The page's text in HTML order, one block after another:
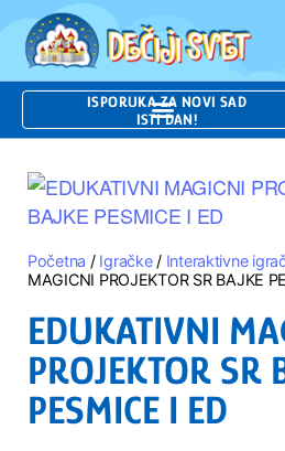
ISPORUKA ZA NOVI SAD
ISTI DAN!
Početna / Igračke/ Interaktivne
MAGICNI PROJEKTOR SR BAJKE
EDUKATIVNI
PROJEKTOR SR
PESMICE I ED